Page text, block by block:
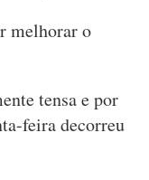
melhorar o
tensa e por
feira decorreu